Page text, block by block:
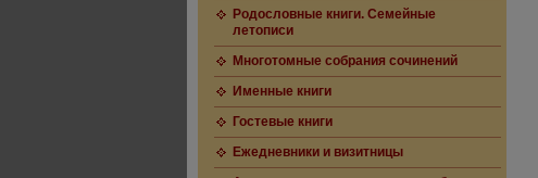
Родословные книги. Семейные
летописи
Многотомные собрания сочинений
Именные книги
Гостевые книги
Ежедневники и визитницы